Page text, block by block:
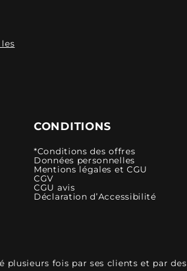
CONDITIONS
*Conditions des offres
Données personnelles
Mentions légales et CGU
CGV
CGU avis
Déclaration d’Accessibilité
plusieurs fois par ses clients et par des